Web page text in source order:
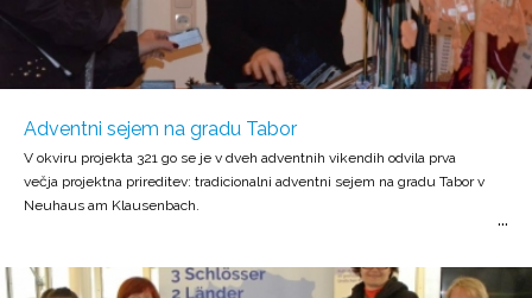
Adventni sejem na gradu Tabor
V okviru projekta 321 go se je v dveh adventnih vikendih odvila prva
večja projektna prireditev: tradicionalni adventni sejem na gradu Tabor v
Neuhaus am Klausenbach.